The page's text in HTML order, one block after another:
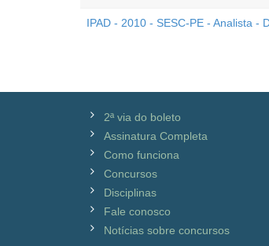
IPAD - 2010 - SESC-PE - Analista -
2ª via do boleto
Assinatura Completa
Como funciona
Concursos
Disciplinas
Fale conosco
Notícias sobre concursos